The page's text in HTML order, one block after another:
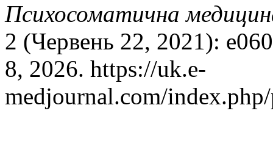
Психосоматична
2 (Червень 22, 2021):
8, 2026. https://uk.e-
medjournal.com/